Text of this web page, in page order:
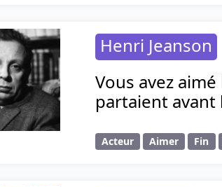
Henri Jeanson
Vous avez
partaient avant
Acteur Aimer Fin